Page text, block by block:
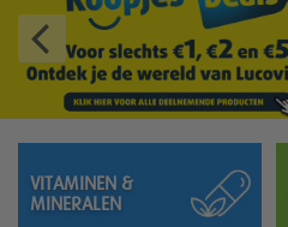
VITAMINEN &
MINERALEN